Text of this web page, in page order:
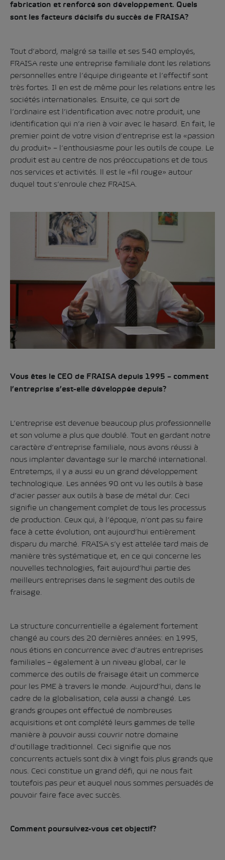
fabrication et renforcé son développement. Quels
sont les facteurs décisifs du succès de FRAISA?
Tout d’abord, malgré sa taille et ses 540 employés,
FRAISA reste une entreprise familiale dont les relations
personnelles entre l’équipe dirigeante et l’effectif sont
très fortes. Il en est de même pour les relations entre les
sociétés internationales. Ensuite, ce qui sort de
l’ordinaire est l’identification avec notre produit, une
identification qui n’a rien à voir avec le hasard. En fait, le
premier point de votre vision d’entreprise est la «passion
du produit» – l’enthousiasme pour les outils de coupe. Le
produit est au centre de nos préoccupations et de tous
nos services et activités. ll est le «fil rouge» autour
duquel tout s’enroule chez FRAISA.
Vous êtes le CEO de FRAISA depuis 1995 – comment
l’entreprise s’est-elle développée depuis?
L’entreprise est devenue beaucoup plus professionnelle
et son volume a plus que doublé. Tout en gardant notre
caractère d’entreprise familiale, nous avons réussi à
nous implanter davantage sur le marché international.
Entretemps, il y a aussi eu un grand développement
technologique. Les années 90 ont vu les outils à base
d’acier passer aux outils à base de métal dur. Ceci
signifie un changement complet de tous les processus
de production. Ceux qui, à l’époque, n’ont pas su faire
face à cette évolution, ont aujourd’hui entièrement
disparu du marché. FRAISA s’y est attelée tard mais de
manière très systématique et, en ce qui concerne les
nouvelles technologies, fait aujourd’hui partie des
meilleurs entreprises dans le segment des outils de
fraisage.
La structure concurrentielle a également fortement
changé au cours des 20 dernières années: en 1995,
nous étions en concurrence avec d’autres entreprises
familiales – également à un niveau global, car le
commerce des outils de fraisage était un commerce
pour les PME à travers le monde. Aujourd’hui, dans le
cadre de la globalisation, cela aussi a changé. Les
grands groupes ont effectué de nombreuses
acquisitions et ont complété leurs gammes de telle
manière à pouvoir aussi couvrir notre domaine
d’outillage traditionnel. Ceci signifie que nos
concurrents actuels sont dix à vingt fois plus grands que
nous. Ceci constitue un grand défi, qui ne nous fait
toutefois pas peur et auquel nous sommes persuadés de
pouvoir faire face avec succès.
Comment poursuivez-vous cet objectif?